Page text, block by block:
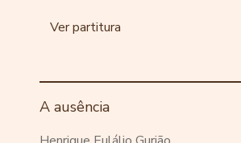
Ver partitura
A ausência